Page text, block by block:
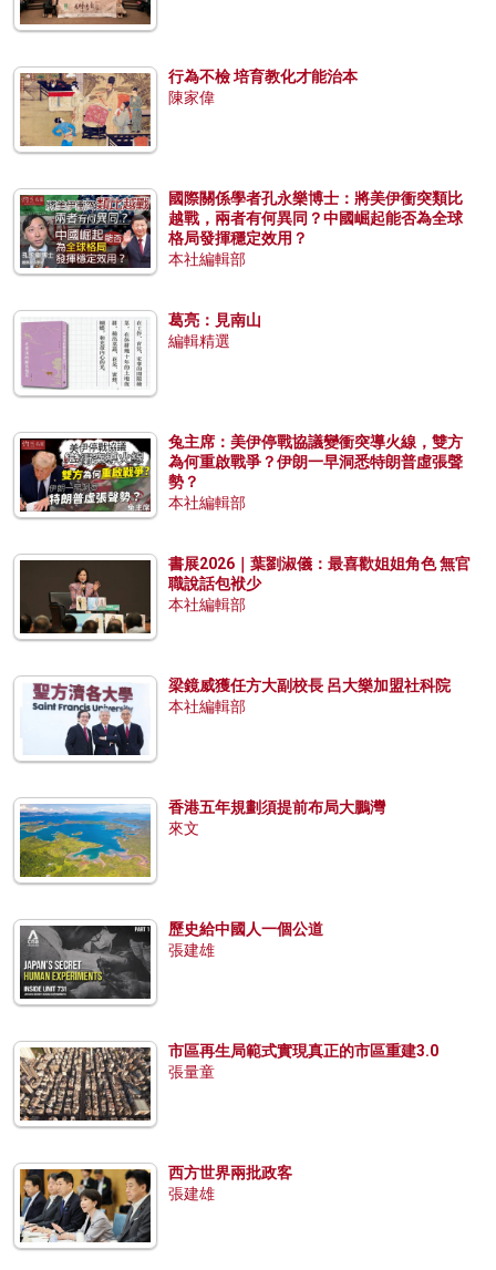
行為不檢 培育教化才能治本
陳家偉
國際關係學者孔永樂博士：將美伊衝突類比
越戰，兩者有何異同？中國崛起能否為全球
格局發揮穩定效用？
本社編輯部
葛亮：見南山
編輯精選
兔主席：美伊停戰協議變衝突導火線，雙方
為何重啟戰爭？伊朗一早洞悉特朗普虛張聲
勢？
本社編輯部
書展2026｜葉劉淑儀：最喜歡姐姐角色 無官
職說話包袱少
本社編輯部
梁鏡威獲任方大副校長 呂大樂加盟社科院
本社編輯部
香港五年規劃須提前布局大鵬灣
來文
歷史給中國人一個公道
張建雄
市區再生局範式實現真正的市區重建3.0
張量童
西方世界兩批政客
張建雄